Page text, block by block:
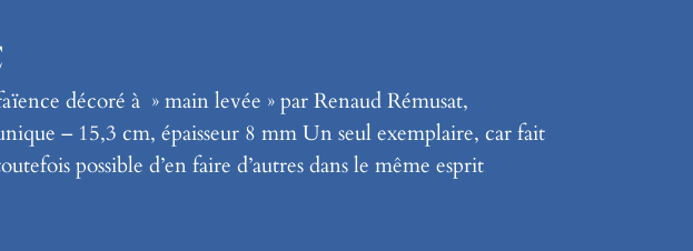
décoré à » main levée » par Renaud Rémusat,
– 15,3 cm, épaisseur 8 mm Un seul exemplaire, car fait
possible d’en faire d’autres dans le même esprit